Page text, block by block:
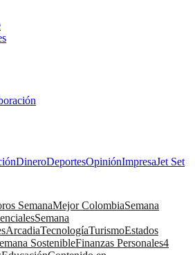
DineroDeportesOpiniónImpresaJet Set
SemanaMejor ColombiaSemana
Semana
ArcadiaTecnologíaTurismoEstados
SostenibleFinanzas Personales4